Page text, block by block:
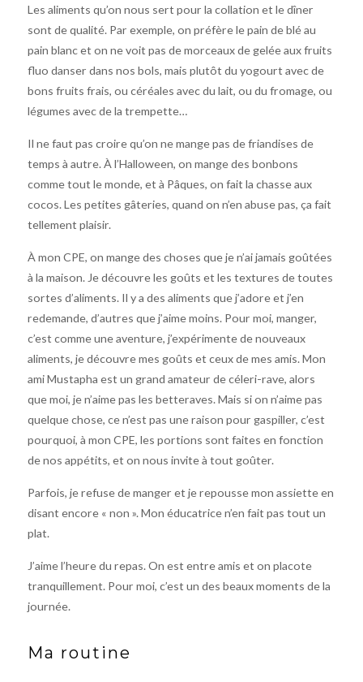
Les aliments qu’on nous sert pour la collation et le dîner
sont de qualité. Par exemple, on préfère le pain de blé au
pain blanc et on ne voit pas de morceaux de gelée aux fruits
fluo danser dans nos bols, mais plutôt du yogourt avec de
bons fruits frais, ou céréales avec du lait, ou du fromage, ou
légumes avec de la trempette…
Il ne faut pas croire qu’on ne mange pas de friandises de
temps à autre. À l’Halloween, on mange des bonbons
comme tout le monde, et à Pâques, on fait la chasse aux
cocos. Les petites gâteries, quand on n’en abuse pas, ça fait
tellement plaisir.
À mon CPE, on mange des choses que je n’ai jamais goûtées
à la maison. Je découvre les goûts et les textures de toutes
sortes d’aliments. Il y a des aliments que j’adore et j’en
redemande, d’autres que j’aime moins. Pour moi, manger,
c’est comme une aventure, j’expérimente de nouveaux
aliments, je découvre mes goûts et ceux de mes amis. Mon
ami Mustapha est un grand amateur de céleri-rave, alors
que moi, je n’aime pas les betteraves. Mais si on n’aime pas
quelque chose, ce n’est pas une raison pour gaspiller, c’est
pourquoi, à mon CPE, les portions sont faites en fonction
de nos appétits, et on nous invite à tout goûter.
Parfois, je refuse de manger et je repousse mon assiette en
disant encore « non ». Mon éducatrice n’en fait pas tout un
plat.
J’aime l’heure du repas. On est entre amis et on placote
tranquillement. Pour moi, c’est un des beaux moments de la
journée.
Ma routine